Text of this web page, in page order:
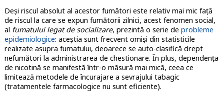
Deși riscul absolut al acestor fumători este relativ mai mic față
de riscul la care se expun fumătorii zilnici, acest fenomen social,
al fumatului legat de socializare, prezintă o serie de probleme
epidemiologice: aceștia sunt frecvent omiși din statisticile
realizate asupra fumatului, deoarece se auto-clasifică drept
nefumători la administrarea de chestionare. În plus, dependența
de nicotină se manifestă într-o măsură mai mică, ceea ce
limitează metodele de încurajare a sevrajului tabagic
(tratamentele farmacologice nu sunt eficiente).